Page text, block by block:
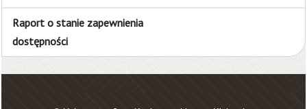
Raport o stanie zapewnienia
dostępności